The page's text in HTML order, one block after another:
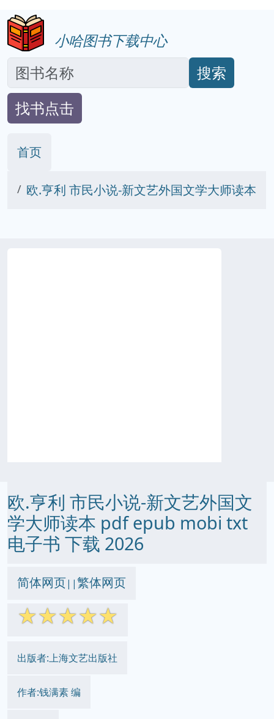
小哈图书下载中心
搜索
找书点击
首页
欧.亨利 市民小说-新文艺外国文学大师读本
欧.亨利 市民小说-新文艺外国文
学大师读本 pdf epub mobi txt
电子书 下载 2026
简体网页||繁体网页
☆☆☆☆☆
出版者:上海文艺出版社
作者:钱满素 编